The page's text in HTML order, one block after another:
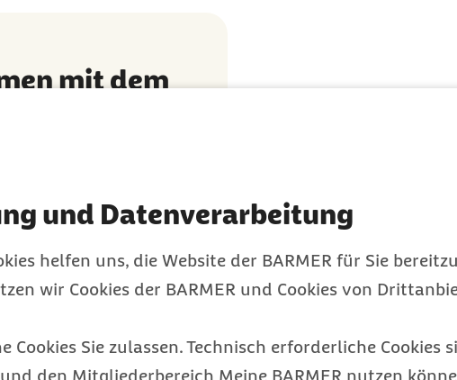
und Datenverarbeitung
helfen uns, die Website der BARMER für Sie
wir Cookies der BARMER und Cookies von
Cookies Sie zulassen. Technisch erforderliche Cookies
den Mitgliederbereich Meine BARMER nutzen
mit dem
sich in kleinen
Sie von
einzusetzen.